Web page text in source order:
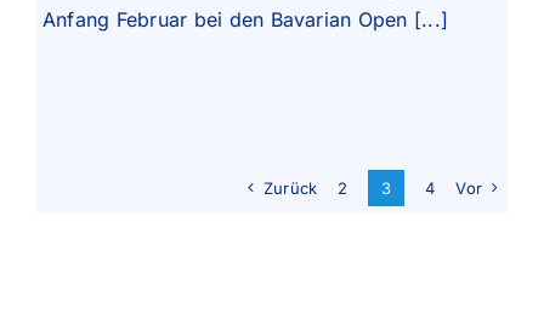
Anfang Februar bei den Bavarian Open [...]
Zurück 2 3 4 Vor